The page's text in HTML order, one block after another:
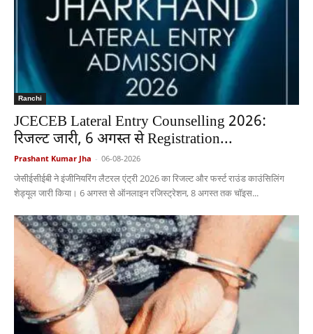
Ranchi
JCECEB Lateral Entry Counselling 2026:
रिजल्ट जारी, 6 अगस्त से Registration...
Prashant Kumar Jha - 06-08-2026
जेसीईसीईबी ने इंजीनियरिंग लैटरल एंट्री 2026 का रिजल्ट और फर्स्ट राउंड काउंसिलिंग
शेड्यूल जारी किया। 6 अगस्त से ऑनलाइन रजिस्ट्रेशन, 8 अगस्त तक चॉइस...